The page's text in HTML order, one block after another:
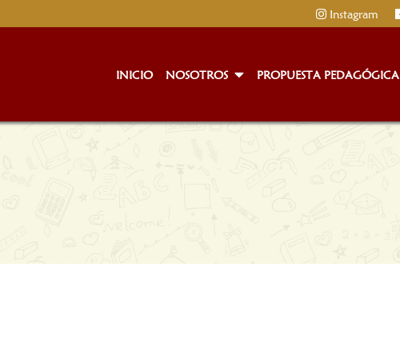
Instagram
INICIO NOSOTROS PROPUESTA PEDAGÓGICA